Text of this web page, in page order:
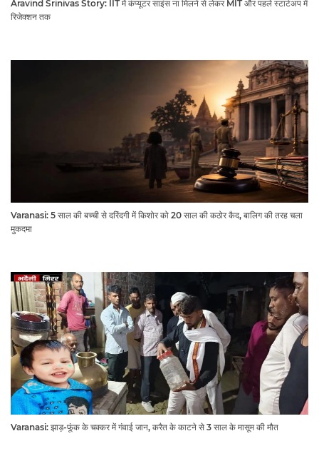
Aravind Srinivas Story: IIT में कंप्यूटर साइंस ना मिलने से लेकर MIT और पहले स्टार्टअप में
रिजेक्शन तक
Varanasi: 5 साल की बच्ची से दरिंदगी में किशोर को 20 साल की कठोर कैद, बालिग की तरह चला
मुकदमा
Varanasi: झाड़-फूंक के चक्कर में गंवाई जान, करैत के काटने से 3 साल के मासूम की मौत